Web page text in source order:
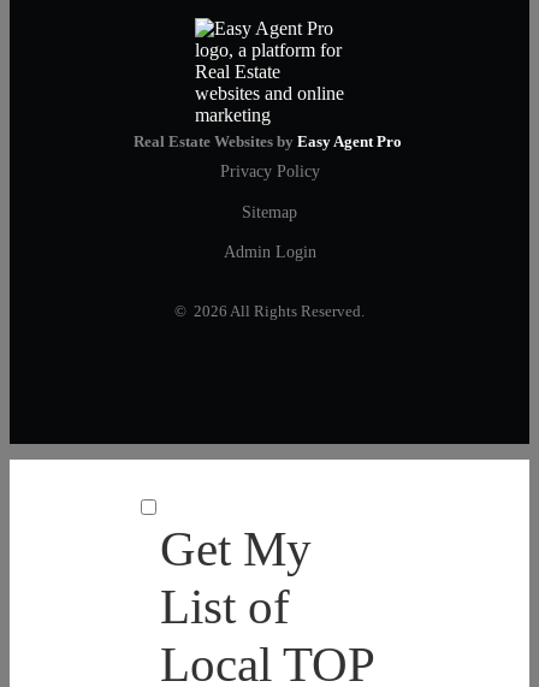
Real Estate Websites by Easy Agent Pro
Privacy Policy
Sitemap
Admin Login
© 2026 All Rights Reserved.
Get My
List of
Local TOP